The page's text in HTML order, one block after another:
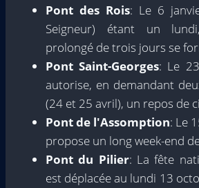
Pont des Rois: Le 6
Seigneur) étant un
prolongé de trois jours se
Pont Saint-Georges: Le
autorise, en demandant
(24 et 25 avril), un repos de
Pont de l'Assomption: Le
propose un long week-end
Pont du Pilier: La fête
est déplacée au lundi 13